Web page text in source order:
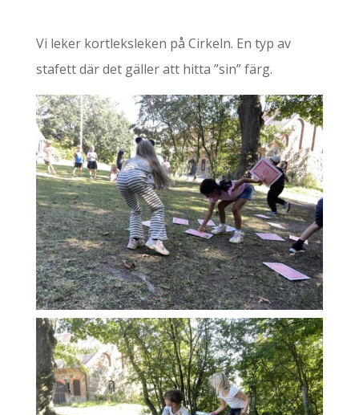
Vi leker kortleksleken på Cirkeln. En typ av
stafett där det gäller att hitta ”sin” färg.